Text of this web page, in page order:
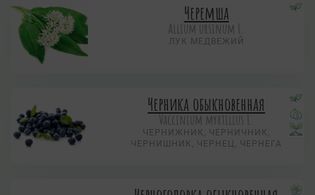
Черемша
Allium ursinum L.
ЛУК МЕДВЕЖИЙ
Черника обыкновенная
Vaccinium myrtillus L.
ЧЕРНИЖНИК, ЧЕРНИЧНИК,
ЧЕРНИШНИК, ЧЕРНЕЦ, ЧЕРНЕГА